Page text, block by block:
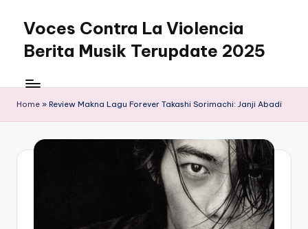
content
Voces Contra La Violencia
Berita Musik Terupdate 2025
Home » Review Makna Lagu Forever Takashi Sorimachi: Janji Abadi